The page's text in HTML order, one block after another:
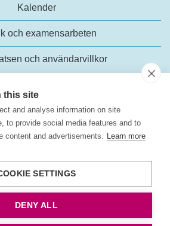
this site
and analyse information on site
to provide social media features and to
content and advertisements. Learn more
SETTINGS
DENY ALL
Kalender
och examensarbeten
och användarvillkor
54
63 Stockholm
+46 (0)10-414 42 00